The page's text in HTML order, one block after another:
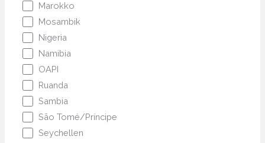
Marokko
Mosambik
Nigeria
Namibia
OAPI
Ruanda
Sambia
São Tomé/Príncipe
Seychellen